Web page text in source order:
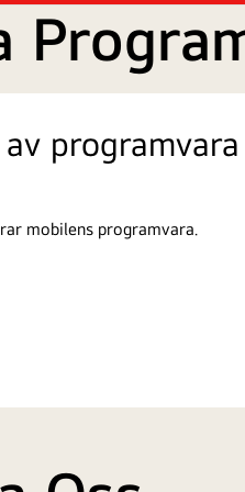
programvara
mobilens programvara.